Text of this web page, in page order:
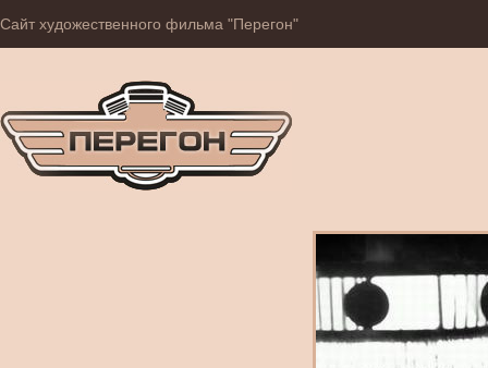
Сайт художественного фильма "Перегон"